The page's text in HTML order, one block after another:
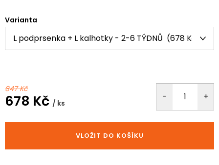
Varianta
847 Kč
678 Kč / ks
cena:
VLOŽIT DO KOŠÍKU